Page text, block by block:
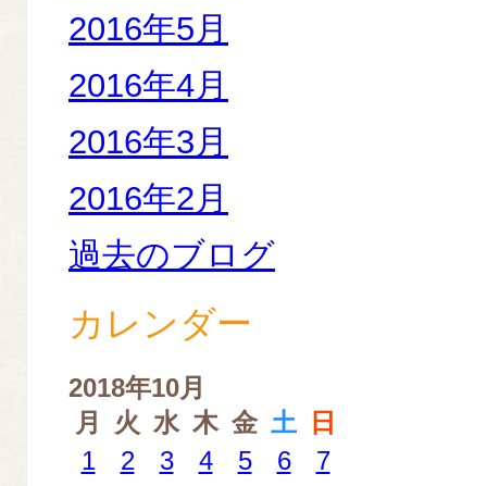
2016年5月
2016年4月
2016年3月
2016年2月
過去のブログ
カレンダー
2018年10月
月
火 水 木 金 土 日
1 2 3 4 5 6
7